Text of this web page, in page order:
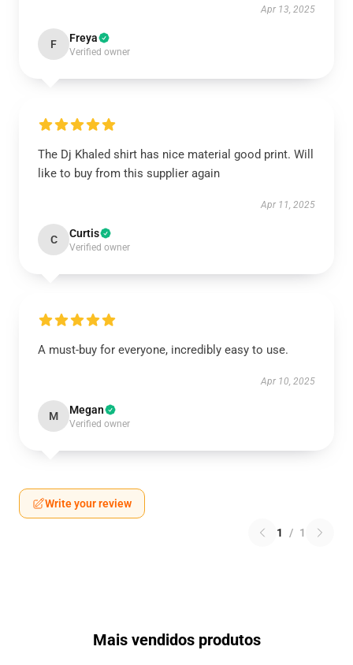
Apr 13, 2025
F Freya
Verified owner
The Dj Khaled shirt has nice material good print. Will
like to buy from this supplier again
Apr 11, 2025
C Curtis
Verified owner
A must-buy for everyone, incredibly easy to use.
Apr 10, 2025
M Megan
Verified owner
Write your review
1 / 1
Mais vendidos produtos